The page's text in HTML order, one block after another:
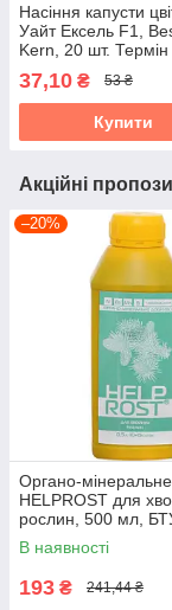
Насіння капусти
Уайт Ексель F1,
Kern, 20 шт. Термін
придатності до
37,10 ₴ 53 ₴
Купити
Акційні
–20%
Органо-
HELPROST для
рослин, 500 мл,
В наявності
193 ₴ 241,44 ₴